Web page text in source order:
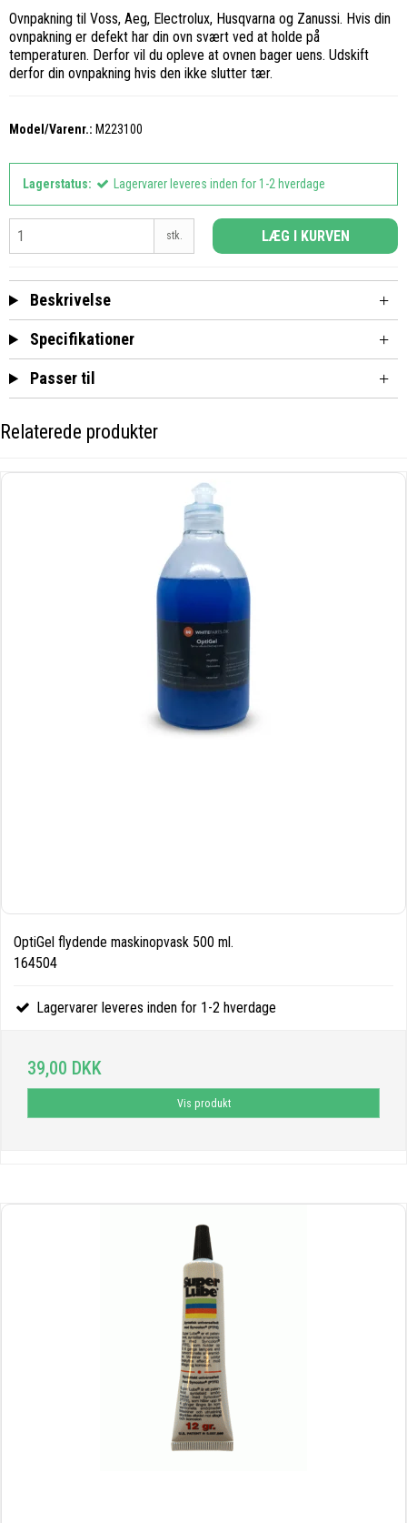
Ovnpakning til Voss, Aeg, Electrolux, Husqvarna og Zanussi. Hvis din
ovnpakning er defekt har din ovn svært ved at holde på
temperaturen. Derfor vil du opleve at ovnen bager uens. Udskift
derfor din ovnpakning hvis den ikke slutter tær.
Model/Varenr.: M223100
Lagerstatus: Lagervarer leveres inden for 1-2 hverdage
stk. LÆG I KURVEN
Beskrivelse
Specifikationer
Passer til
Relaterede produkter
OptiGel flydende maskinopvask 500 ml.
164504
Lagervarer leveres inden for 1-2 hverdage
39,00 DKK
Vis produkt